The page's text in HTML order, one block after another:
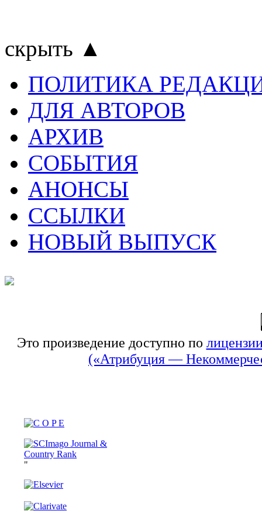
скрыть ▲
ПОЛИТИКА
ДЛЯ АВТОРОВ
АРХИВ
СОБЫТИЯ
АНОНСЫ
ССЫЛКИ
НОВЫЙ ВЫПУСК
Это произведение доступно по
(«Атрибуция —
"